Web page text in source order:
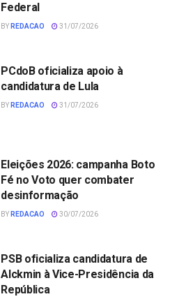
Federal
BY REDACAO 31/07/2026
PCdoB oficializa apoio à
candidatura de Lula
BY REDACAO 31/07/2026
Eleições 2026: campanha Boto
Fé no Voto quer combater
desinformação
BY REDACAO 30/07/2026
PSB oficializa candidatura de
Alckmin à Vice-Presidência da
República